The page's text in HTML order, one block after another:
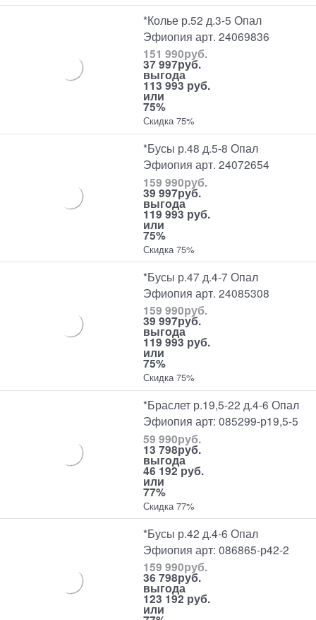
*Колье р.52 д.3-5 Опал
Эфиопия арт. 24069836
151 990руб.
37 997руб.
выгода
113 993 руб.
или
75%
Скидка 75%
*Бусы р.48 д.5-8 Опал
Эфиопия арт. 24072654
159 990руб.
39 997руб.
выгода
119 993 руб.
или
75%
Скидка 75%
*Бусы р.47 д.4-7 Опал
Эфиопия арт. 24085308
159 990руб.
39 997руб.
выгода
119 993 руб.
или
75%
Скидка 75%
*Браслет р.19,5-22 д.4-6 Опал
Эфиопия арт: 085299-р19,5-5
59 990руб.
13 798руб.
выгода
46 192 руб.
или
77%
Скидка 77%
*Бусы р.42 д.4-6 Опал
Эфиопия арт: 086865-р42-2
159 990руб.
36 798руб.
выгода
123 192 руб.
или